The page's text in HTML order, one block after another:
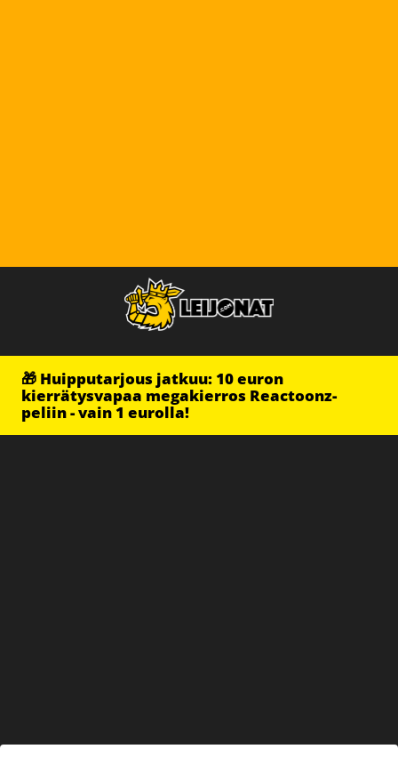
🎁 Huipputarjous jatkuu: 10 euron
kierrätysvapaa megakierros Reactoonz-
peliin - vain 1 eurolla!